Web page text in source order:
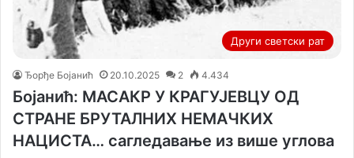
Други светски рат
Ђорђе Бојанић 20.10.2025 2 4.434
Бојанић: МАСАКР У КРАГУЈЕВЦУ ОД
СТРАНЕ БРУТАЛНИХ НЕМАЧКИХ
НАЦИСТА… сагледавање из више углова